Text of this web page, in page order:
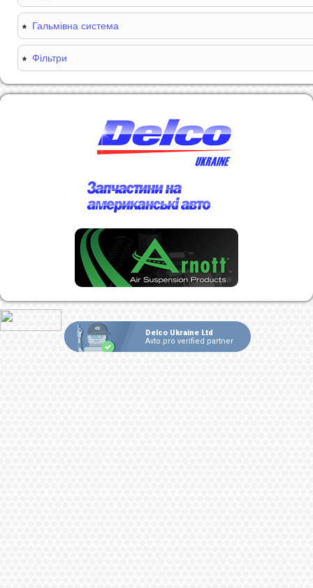
Гальмівна система
Фільтри
Delco Ukraine Ltd
Avto.pro verified partner